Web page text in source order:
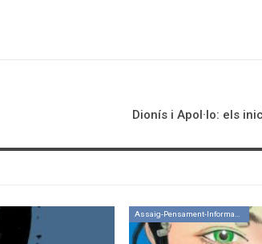
Dionís i Apol·lo: els